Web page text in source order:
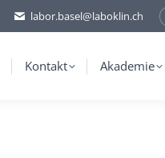
labor.basel@laboklin.ch
Kontakt Akademie